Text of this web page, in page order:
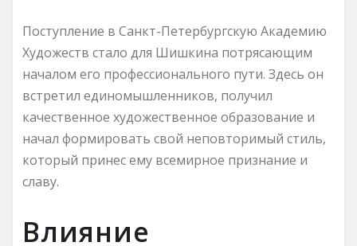
Поступление в Санкт-Петербургскую Академию
Художеств стало для Шишкина потрясающим
началом его профессионального пути. Здесь он
встретил единомышленников, получил
качественное художественное образование и
начал формировать свой неповторимый стиль,
который принес ему всемирное признание и
славу.
Влияние